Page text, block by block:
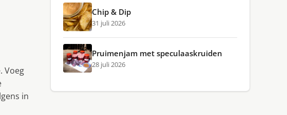
Voeg
in
Chip & Dip
31 juli 2026
Pruimenjam met speculaaskruiden
28 juli 2026